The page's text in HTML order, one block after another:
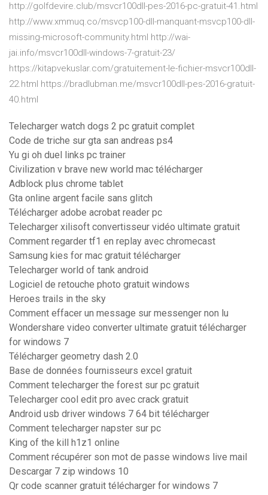
http://golfdevire.club/msvcr100dll-pes-2016-pc-gratuit-41.html
http://www.xmmuq.co/msvcp100-dll-manquant-msvcp100-dll-
missing-microsoft-community.html http://wai-
jai.info/msvcr100dll-windows-7-gratuit-23/
https://kitapvekuslar.com/gratuitement-le-fichier-msvcr100dll-
22.html https://bradlubman.me/msvcr100dll-pes-2016-gratuit-
40.html
Telecharger watch dogs 2 pc gratuit complet
Code de triche sur gta san andreas ps4
Yu gi oh duel links pc trainer
Civilization v brave new world mac télécharger
Adblock plus chrome tablet
Gta online argent facile sans glitch
Télécharger adobe acrobat reader pc
Telecharger xilisoft convertisseur vidéo ultimate gratuit
Comment regarder tf1 en replay avec chromecast
Samsung kies for mac gratuit télécharger
Telecharger world of tank android
Logiciel de retouche photo gratuit windows
Heroes trails in the sky
Comment effacer un message sur messenger non lu
Wondershare video converter ultimate gratuit télécharger
for windows 7
Télécharger geometry dash 2.0
Base de données fournisseurs excel gratuit
Comment telecharger the forest sur pc gratuit
Telecharger cool edit pro avec crack gratuit
Android usb driver windows 7 64 bit télécharger
Comment telecharger napster sur pc
King of the kill h1z1 online
Comment récupérer son mot de passe windows live mail
Descargar 7 zip windows 10
Qr code scanner gratuit télécharger for windows 7